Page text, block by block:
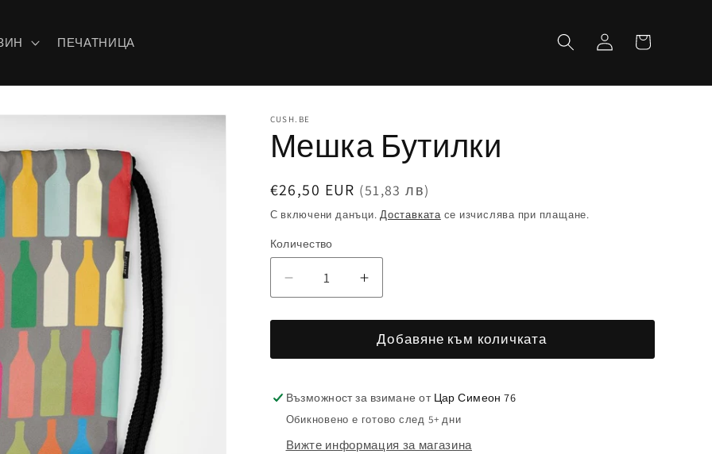
ПЕЧАТНИЦА Влизане Количка
CUSH.BE
Мешка Бутилки
Обичайна
цена
€26,50 EUR (51,83 лв)
С включени данъци.Доставкатасе изчислява при плащане.
Количество
Намаляване
Бутилки
Увеличаване
заДобавяне към количката
Възможност за взимане от Цар Симеон 76
Обикновено е готово след 5+ дни
Вижте информация за магазина